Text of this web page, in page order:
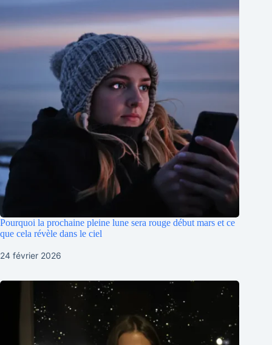
Pourquoi la prochaine pleine lune sera rouge début mars et ce
que cela révèle dans le ciel
24 février 2026